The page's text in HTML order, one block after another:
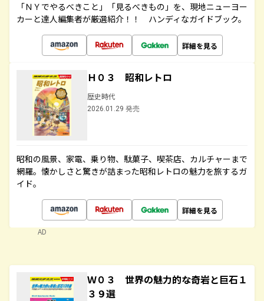
「ＮＹでやるべきこと」「見るべきもの」を、現地ニューヨー
カーと達人編集者が厳選紹介！！ ハンディなガイドブック。
詳細を見る
Ｈ０３ 昭和レトロ
歴史時代
2026.01.29 発売
昭和の風景、家電、乗り物、駄菓子、喫茶店、カルチャーまで
網羅。懐かしさと驚きが詰まった昭和レトロの魅力を旅するガ
イド。
詳細を見る
AD
Ｗ０３ 世界の魅力的な奇岩と巨石１
３９選